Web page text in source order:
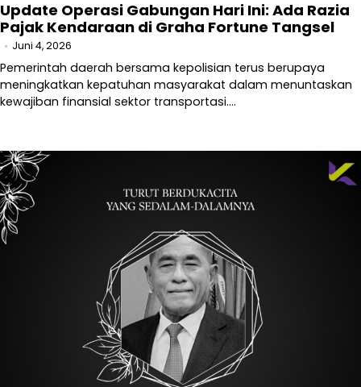
Update Operasi Gabungan Hari Ini: Ada Razia
Pajak Kendaraan di Graha Fortune Tangsel
Juni 4, 2026
Pemerintah daerah bersama kepolisian terus berupaya
meningkatkan kepatuhan masyarakat dalam menuntaskan
kewajiban finansial sektor transportasi.…